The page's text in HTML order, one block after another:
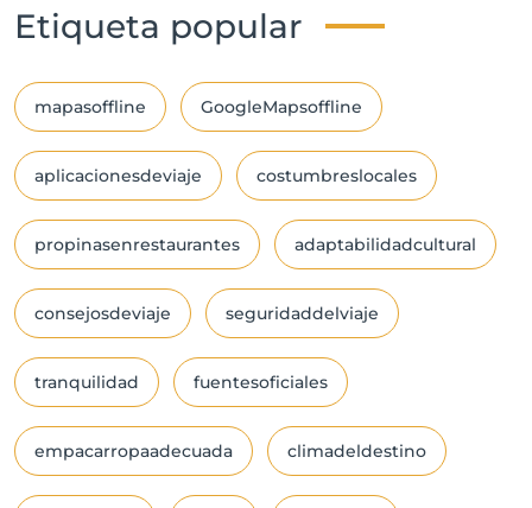
Etiqueta popular
mapasoffline GoogleMapsoffline
aplicacionesdeviaje costumbreslocales
propinasenrestaurantes adaptabilidadcultural
consejosdeviaje seguridaddelviaje
tranquilidad fuentesoficiales
empacarropaadecuada climadeldestino